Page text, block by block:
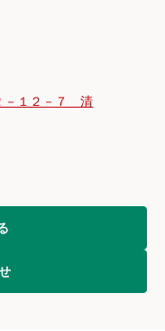
－１２－７ 清